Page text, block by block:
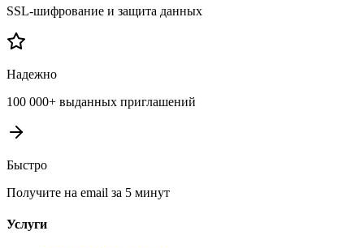
SSL-шифрование и защита данных
Надежно
100 000+ выданных приглашений
Быстро
Получите на email за 5 минут
Услуги